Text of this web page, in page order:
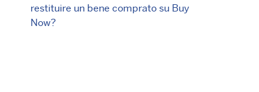
restituire un bene comprato su Buy
Now?